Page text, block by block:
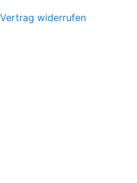
Vertrag widerrufen